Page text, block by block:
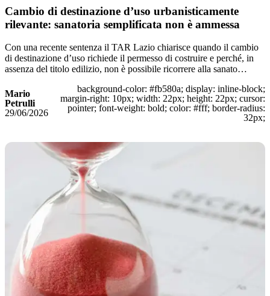
Cambio di destinazione d’uso urbanisticamente
rilevante: sanatoria semplificata non è ammessa
Con una recente sentenza il TAR Lazio chiarisce quando il cambio
di destinazione d’uso richiede il permesso di costruire e perché, in
assenza del titolo edilizio, non è possibile ricorrere alla sanato…
Mario
Petrulli
29/06/2026
background-color: #fb580a; display: inline-block;
margin-right: 10px; width: 22px; height: 22px; cursor:
pointer; font-weight: bold; color: #fff; border-radius:
32px;